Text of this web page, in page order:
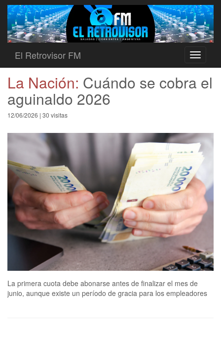
Toggle
El Retrovisor FM
La Nación: Cuándo se cobra el
aguinaldo 2026
12/06/2026 | 30 visitas
La primera cuota debe abonarse antes de finalizar el mes de
junio, aunque existe un período de gracia para los empleadores